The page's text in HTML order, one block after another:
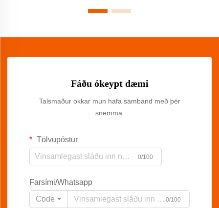
Fáðu ókeypt dæmi
Talsmaður okkar mun hafa samband með þér
snemma.
Tölvupóstur
0/100
Farsími/Whatsapp
Code
0/100